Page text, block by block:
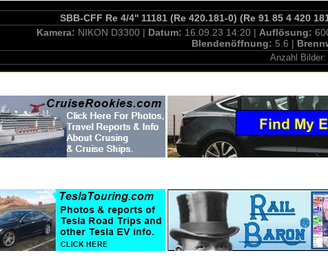
SBB-CFF Re 4/4'' 11181 (Re 420.181-0) (Re 91 85 4 420
Kamera: NIKON D3300 | Datum: 16.09.23 14:20 | Auflösung:
Blendenöffnung: 5.6 |
Anzahl Bilder: